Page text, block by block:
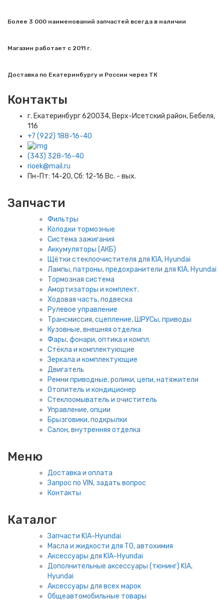
Более 3 000 наименований запчастей всегда в наличии
Магазин работает с 2011 г.
Доставка по Екатеринбургу и России через ТК
Контакты
г. Екатеринбург​ 620034, Верх-Исетский район, Бебеля,
116
+7 (922) 188-16-40
(343) 328-16-40
rioek@mail.ru
Пн-Пт: 14-20, Сб: 12-16 Вс. - вых.
Запчасти
Фильтры
Колодки тормозные
Система зажигания
Аккумуляторы (АКБ)
Щётки стеклоочистителя для KIA, Hyundai
Лампы, патроны, предохранители для KIA, Hyundai
Тормозная система
Амортизаторы и комплект.
Ходовая часть, подвеска
Рулевое управление
Трансмиссия, сцепление, ШРУСы, приводы
Кузовные, внешняя отделка
Фары, фонари, оптика и компл.
Стёкла и комплектующие
Зеркала и комплектующие
Двигатель
Ремни приводные, ролики, цепи, натяжители
Отопитель и кондиционер
Стеклоомыватель и очиститель
Управление, опции
Брызговики, подкрылки
Салон, внутренняя отделка
Меню
Доставка и оплата
Запрос по VIN, задать вопрос
Контакты
Каталог
Запчасти KIA-Hyundai
Масла и жидкости для ТО, автохимия
Аксессуары для KIA-Hyundai
Дополнительные аксессуары (тюнинг) KIA,
Hyundai
Аксессуары для всех марок
Общеавтомобильные товары